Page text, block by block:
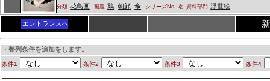
分類 花鳥画 画題 鶏 朝顔 傘 シリーズNo. 名 資料部門 浮世絵
エントランスへ
・整列条件を追加をします。
条件1 条件2 条件3 条件4